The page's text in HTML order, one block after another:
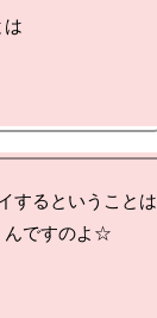
は
するということは
んですのよ☆